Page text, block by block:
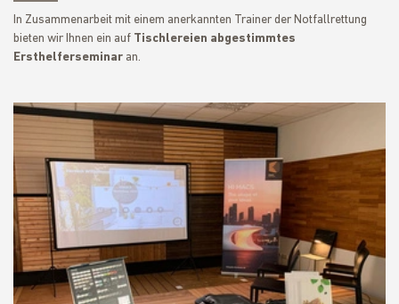
In Zusammenarbeit mit einem anerkannten Trainer der Notfallrettung
bieten wir Ihnen ein auf Tischlereien abgestimmtes
Ersthelferseminar an.